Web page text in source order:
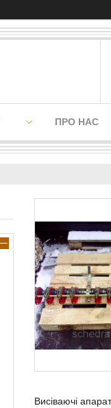
ПРО НАС
Висіваючі